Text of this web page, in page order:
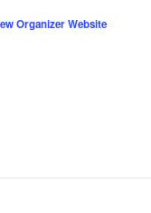
Organizer Website